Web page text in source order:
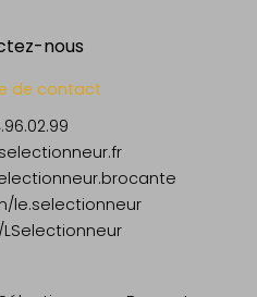
nous
de contact
le.selectionneur